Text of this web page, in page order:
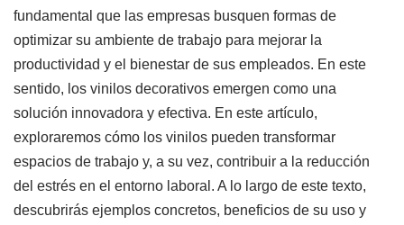
fundamental que las empresas busquen formas de
optimizar su ambiente de trabajo para mejorar la
productividad y el bienestar de sus empleados. En este
sentido, los vinilos decorativos emergen como una
solución innovadora y efectiva. En este artículo,
exploraremos cómo los vinilos pueden transformar
espacios de trabajo y, a su vez, contribuir a la reducción
del estrés en el entorno laboral. A lo largo de este texto,
descubrirás ejemplos concretos, beneficios de su uso y